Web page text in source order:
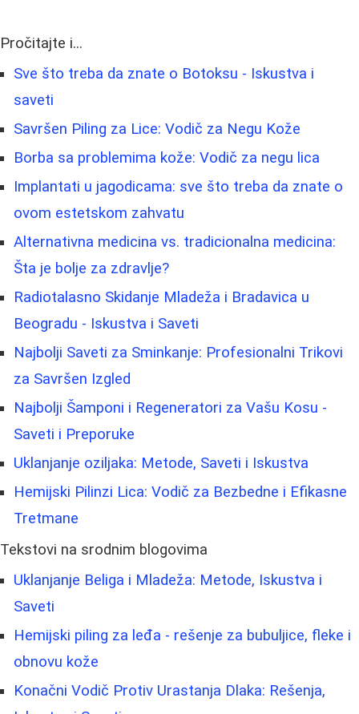
Pročitajte i...
Sve što treba da znate o Botoksu - Iskustva i
saveti
Savršen Piling za Lice: Vodič za Negu Kože
Borba sa problemima kože: Vodič za negu lica
Implantati u jagodicama: sve što treba da znate o
ovom estetskom zahvatu
Alternativna medicina vs. tradicionalna medicina:
Šta je bolje za zdravlje?
Radiotalasno Skidanje Mladeža i Bradavica u
Beogradu - Iskustva i Saveti
Najbolji Saveti za Sminkanje: Profesionalni Trikovi
za Savršen Izgled
Najbolji Šamponi i Regeneratori za Vašu Kosu -
Saveti i Preporuke
Uklanjanje oziljaka: Metode, Saveti i Iskustva
Hemijski Pilinzi Lica: Vodič za Bezbedne i Efikasne
Tretmane
Tekstovi na srodnim blogovima
Uklanjanje Beliga i Mladeža: Metode, Iskustva i
Saveti
Hemijski piling za leđa - rešenje za bubuljice, fleke i
obnovu kože
Konačni Vodič Protiv Urastanja Dlaka: Rešenja,